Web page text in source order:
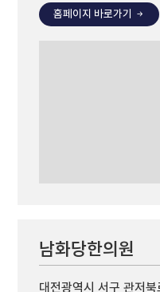
홈페이지 바로가기
남화당한의원
대전광역시 서구 관저